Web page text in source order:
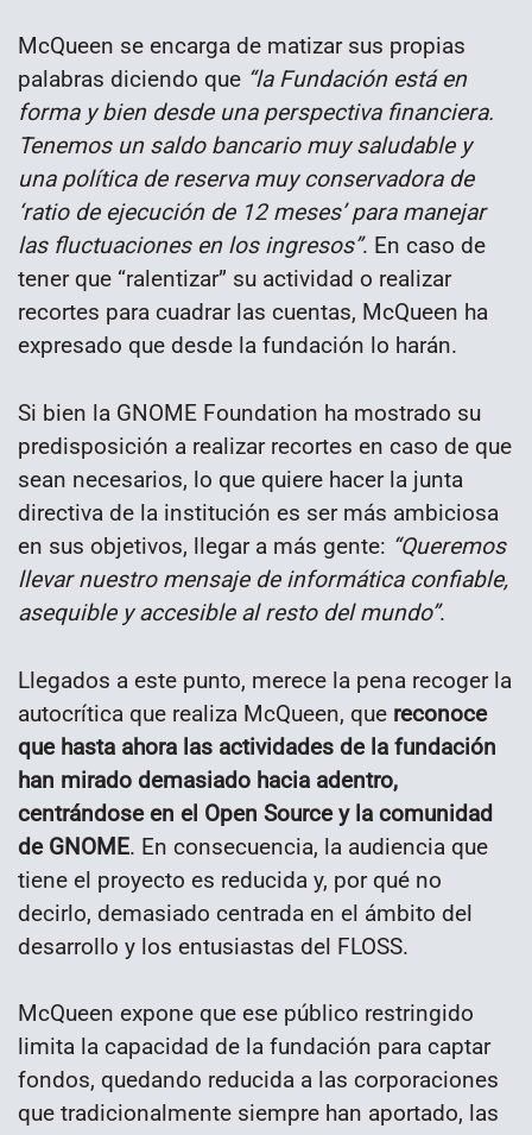
McQueen se encarga de matizar sus propias
palabras diciendo que “la Fundación está en
forma y bien desde una perspectiva financiera.
Tenemos un saldo bancario muy saludable y
una política de reserva muy conservadora de
‘ratio de ejecución de 12 meses’ para manejar
las fluctuaciones en los ingresos”. En caso de
tener que “ralentizar” su actividad o realizar
recortes para cuadrar las cuentas, McQueen ha
expresado que desde la fundación lo harán.
Si bien la GNOME Foundation ha mostrado su
predisposición a realizar recortes en caso de que
sean necesarios, lo que quiere hacer la junta
directiva de la institución es ser más ambiciosa
en sus objetivos, llegar a más gente: “Queremos
llevar nuestro mensaje de informática confiable,
asequible y accesible al resto del mundo”.
Llegados a este punto, merece la pena recoger la
autocrítica que realiza McQueen, que reconoce
que hasta ahora las actividades de la fundación
han mirado demasiado hacia adentro,
centrándose en el Open Source y la comunidad
de GNOME. En consecuencia, la audiencia que
tiene el proyecto es reducida y, por qué no
decirlo, demasiado centrada en el ámbito del
desarrollo y los entusiastas del FLOSS.
McQueen expone que ese público restringido
limita la capacidad de la fundación para captar
fondos, quedando reducida a las corporaciones
que tradicionalmente siempre han aportado, las